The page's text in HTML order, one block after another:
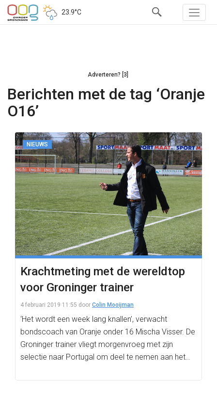
23.9°C
Adverteren? [3]
Berichten met de tag ‘Oranje
O16’
NIEUWS
Krachtmeting met de wereldtop
voor Groninger trainer
4 februari 2019 11:55 door Colin Mooijman
‘Het wordt een week lang knallen’, verwacht
bondscoach van Oranje onder 16 Mischa Visser. De
Groninger trainer vliegt morgenvroeg met zijn
selectie naar Portugal om deel te nemen aan het…